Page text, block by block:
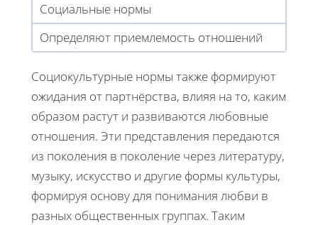
Социальные нормы
Определяют приемлемость отношений
Социокультурные нормы также формируют
ожидания от партнёрства, влияя на то, каким
образом растут и развиваются любовные
отношения. Эти представления передаются
из поколения в поколение через литературу,
музыку, искусство и другие формы культуры,
формируя основу для понимания любви в
разных общественных группах. Таким